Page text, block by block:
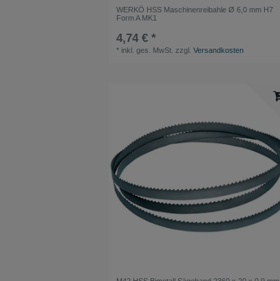
WERKÖ HSS Maschinenreibahle Ø 6,0 mm H7
Form A MK1
4,74 € *
* inkl. ges. MwSt. zzgl.Versandkosten